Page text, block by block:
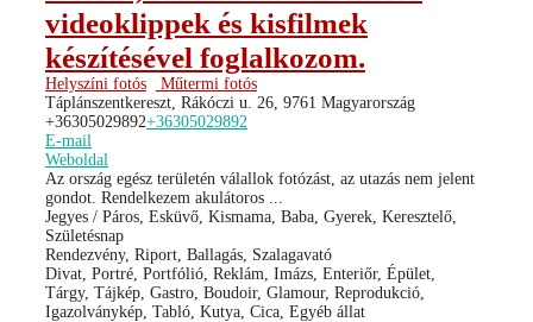
videoklippek és kisfilmek
készítésével foglalkozom.
Helyszíni fotós
Műtermi fotós
Táplánszentkereszt, Rákóczi u. 26, 9761 Magyarország
+36305029892+36305029892
E-mail
Weboldal
Az ország egész területén válallok fotózást, az utazás nem jelent
gondot. Rendelkezem akulátoros ...
Jegyes / Páros, Esküvő, Kismama, Baba, Gyerek, Keresztelő,
Születésnap
Rendezvény, Riport, Ballagás, Szalagavató
Divat, Portré, Portfólió, Reklám, Imázs, Enteriőr, Épület,
Tárgy, Tájkép, Gastro, Boudoir, Glamour, Reprodukció,
Igazolványkép, Tabló, Kutya, Cica, Egyéb állat